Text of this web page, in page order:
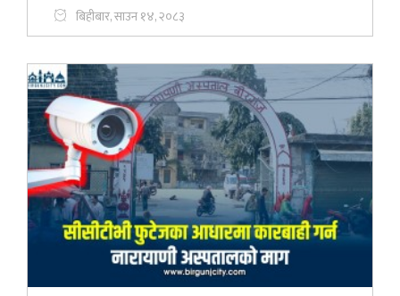
बिहीबार, साउन १४, २०८३